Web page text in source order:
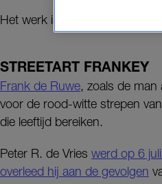
Het werk is te bewonderen bij
STREETART FRANKEY
Frank de Ruwe, zoals de man
voor de rood-witte strepen
die leeftijd bereiken.
Peter R. de Vries werd op 6
overleed hij aan de gevolgen